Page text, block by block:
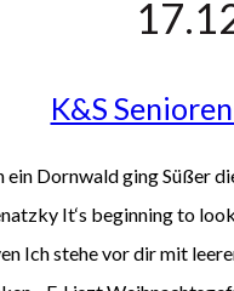
K&S
Dornwald ging Süßer
It‘s beginning to
Ich stehe vor dir mit